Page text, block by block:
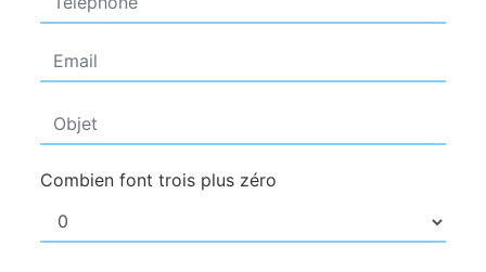
Combien font trois plus zéro